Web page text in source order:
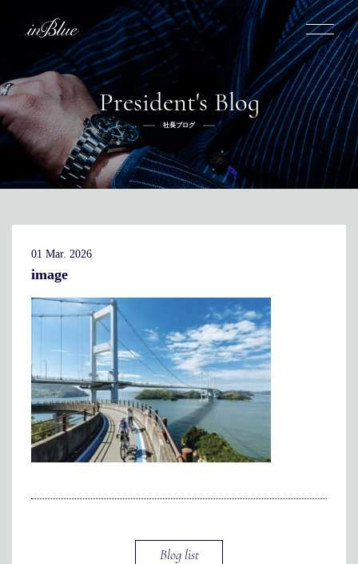
inBlueについて
inBlueの強み ヒストリー
Q&A
オーダー方法
ふるさと納税
リボーン
ニュース インタビュー
スタッフブログ
メディア掲載
新卒採用 店舗概要
アクセス 会社情報
代表メッセージ
JP EN
President's Blog
社長ブログ
01 Mar. 2026
image
Blog list